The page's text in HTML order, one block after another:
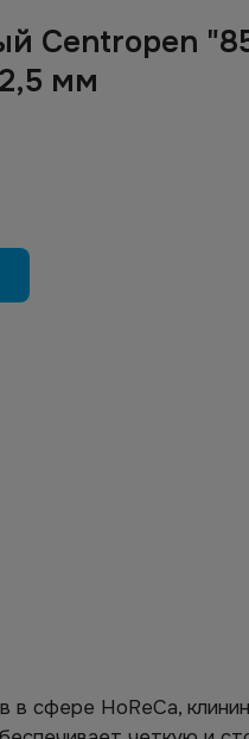
Centropen
мм
сфере HoReCa,